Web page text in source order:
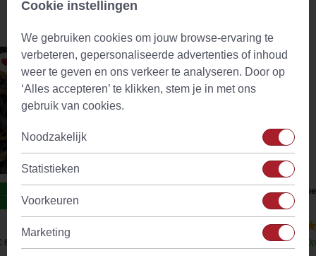
6,92 € 4,09
Cookie instellingen
We gebruiken cookies om jouw browse-ervaring te
verbeteren, gepersonaliseerde advertenties of inhoud
weer te geven en ons verkeer te analyseren. Door op
‘Alles accepteren’ te klikken, stem je in met ons
gebruik van cookies.
Noodzakelijk
Statistieken
Voorkeuren
Marketing